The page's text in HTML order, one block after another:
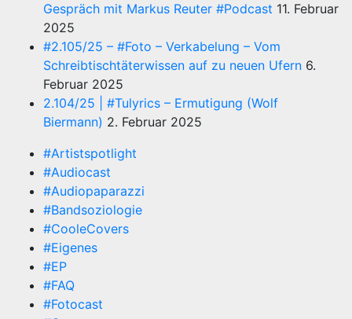
Gespräch mit Markus Reuter #Podcast 11. Februar
2025
#2.105/25 – #Foto – Verkabelung – Vom
Schreibtischtäterwissen auf zu neuen Ufern 6.
Februar 2025
2.104/25 | #Tulyrics – Ermutigung (Wolf
Biermann) 2. Februar 2025
#Artistspotlight
#Audiocast
#Audiopaparazzi
#Bandsoziologie
#CooleCovers
#Eigenes
#EP
#FAQ
#Fotocast